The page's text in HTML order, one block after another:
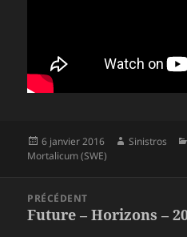
Publié
le
6 janvier 2016 Auteur
Sinistros
Mortalicum (SWE)
l’article
PRÉCÉDENT
Article
Future – Horizons –